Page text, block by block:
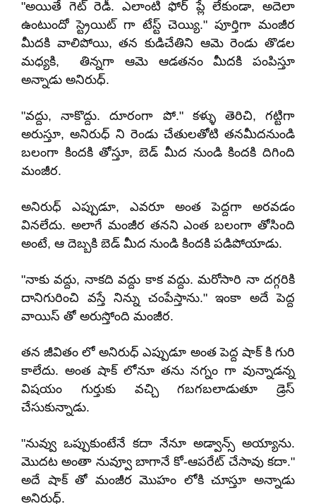
"అయితే గెట్ రెడీ. ఎలాంటి ఫోర్ ప్లే లేకుండా, అదెలా
ఉంటుందో స్ట్రెయిట్ గా టేస్ట్ చెయ్యి." పూర్తిగా మంజీర
మీదకి వాలిపోయి, తన కుడిచేతిని ఆమె రెండు తొడల
మధ్యకి, తిన్నగా ఆమె ఆడతనం మీదకి పంపిస్తూ
అన్నాడు అనిరుధ్.
"వద్దు, నాకొద్దు. దూరంగా పో." కళ్ళు తెరిచి, గట్టిగా
అరుస్తూ, అనిరుధ్ ని రెండు చేతులతోటి తనమీదనుండి
బలంగా కిందకి తోస్తూ, బెడ్ మీద నుండి కిందకి దిగింది
మంజీర.
అనిరుధ్ ఎప్పుడూ, ఎవరూ అంత పెద్దగా అరవడం
వినలేదు. అలాగే మంజీర తనని ఎంత బలంగా తోసింది
అంటే, ఆ దెబ్బకి బెడ్ మీద నుండి కిందకి పడిపోయాడు.
"నాకు వద్దు, నాకది వద్దు కాక వద్దు. మరోసారి నా దగ్గరికి
దానిగురించి వస్తే నిన్ను చంపేస్తాను." ఇంకా అదే పెద్ద
వాయిస్ తో అరుస్తోంది మంజీర.
తన జీవితం లో అనిరుధ్ ఎప్పుడూ అంత పెద్ద షాక్ కి గురి
కాలేదు. అంత షాక్ లోనూ తను నగ్నం గా వున్నాడన్న
విషయం గుర్తుకు వచ్చి గబగబలాడుతూ డ్రెస్
చేసుకున్నాడు.
"నువ్వు ఒప్పుకుంటేనే కదా నేనూ అడ్వాన్స్ అయ్యాను.
మొదట అంతా నువ్వూ బాగానే కో-ఆపరేట్ చేసావు కదా."
అదే షాక్ తో మంజీర మొహం లోకి చూస్తూ అన్నాడు
అనిరుధ్.